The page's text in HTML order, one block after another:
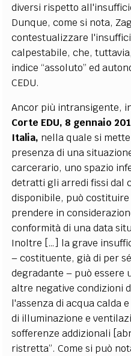
diversi rispetto
Dunque, come si nota,
contestualizzare
calpestabile, che,
indice “assoluto” ed
CEDU.
Ancor più intransigente,
Corte EDU, 8 gennaio
Italia, nella quale si
presenza di una
carcerario, uno spazio
detratti gli arredi fissi dal
disponibile, può
prendere in
conformità di una data
Inoltre […] la grave
– costituente, già di per
degradante – può essere
altre negative condizioni
l'assenza di acqua calda
di illuminazione e
sofferenze addizionali
ristretta”. Come si può